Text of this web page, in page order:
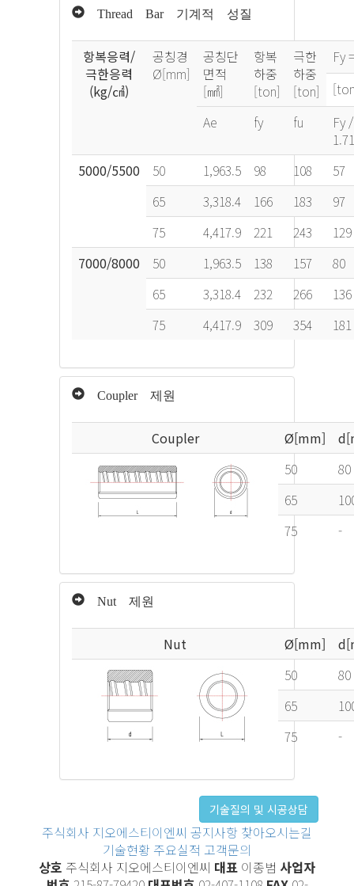
Thread Bar 기계적 성질
항복응력/
극한응력
(kg/㎠)
공칭경
Ø[mm]
공칭단
면적
[㎟]
항복
하중
[ton]
극한
하중
[ton]
Fy
Ae
fy fu
Fy /
1.71
5000/5500
50 1,963.5 98 108
57
65
3,318.4 166 183
97
75
4,417.9 221 243
129
7000/8000
50 1,963.5 138 157
80
65
3,318.4 232 266
136
75
4,417.9 309 354 181
Coupler 제원
Coupler Ø[mm]
50
80
65
75
-
Nut 제원
Nut Ø[mm]
50
80
65
75
-
기술질의 및 시공상담
주식회사 지오에스티이엔씨 공지사항 찾아오시는길
기술현황 주요실적 고객문의
상호 주식회사 지오에스티이엔씨 대표 이종범 사업자